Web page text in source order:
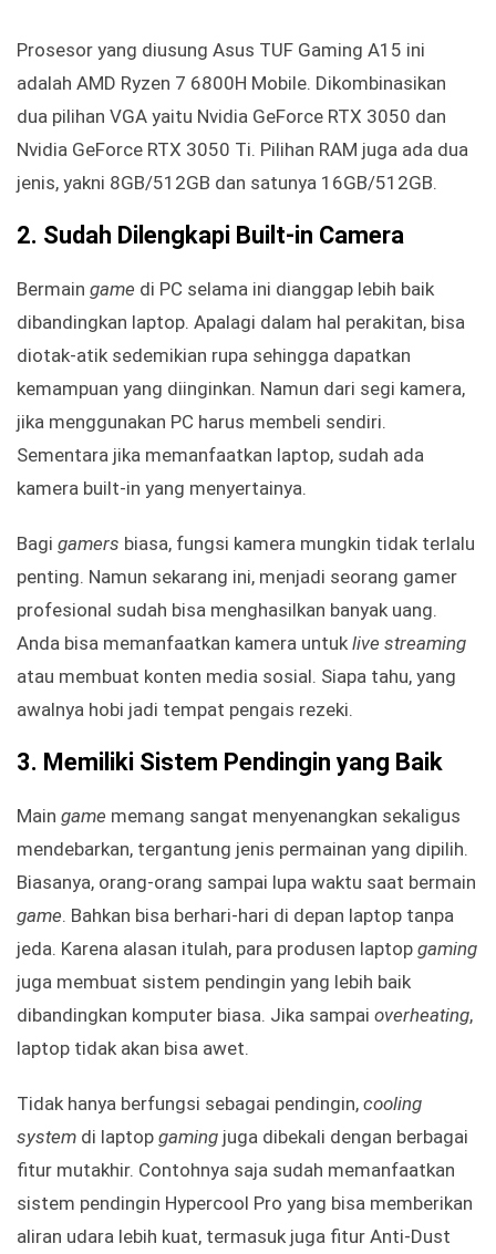
Prosesor yang diusung Asus TUF Gaming A15 ini
adalah AMD Ryzen 7 6800H Mobile. Dikombinasikan
dua pilihan VGA yaitu Nvidia GeForce RTX 3050 dan
Nvidia GeForce RTX 3050 Ti. Pilihan RAM juga ada dua
jenis, yakni 8GB/512GB dan satunya 16GB/512GB.
2. Sudah Dilengkapi Built-in Camera
Bermain game di PC selama ini dianggap lebih baik
dibandingkan laptop. Apalagi dalam hal perakitan, bisa
diotak-atik sedemikian rupa sehingga dapatkan
kemampuan yang diinginkan. Namun dari segi kamera,
jika menggunakan PC harus membeli sendiri.
Sementara jika memanfaatkan laptop, sudah ada
kamera built-in yang menyertainya.
Bagi gamers biasa, fungsi kamera mungkin tidak terlalu
penting. Namun sekarang ini, menjadi seorang gamer
profesional sudah bisa menghasilkan banyak uang.
Anda bisa memanfaatkan kamera untuk live streaming
atau membuat konten media sosial. Siapa tahu, yang
awalnya hobi jadi tempat pengais rezeki.
3. Memiliki Sistem Pendingin yang Baik
Main game memang sangat menyenangkan sekaligus
mendebarkan, tergantung jenis permainan yang dipilih.
Biasanya, orang-orang sampai lupa waktu saat bermain
game. Bahkan bisa berhari-hari di depan laptop tanpa
jeda. Karena alasan itulah, para produsen laptop gaming
juga membuat sistem pendingin yang lebih baik
dibandingkan komputer biasa. Jika sampai overheating,
laptop tidak akan bisa awet.
Tidak hanya berfungsi sebagai pendingin, cooling
system di laptop gaming juga dibekali dengan berbagai
fitur mutakhir. Contohnya saja sudah memanfaatkan
sistem pendingin Hypercool Pro yang bisa memberikan
aliran udara lebih kuat, termasuk juga fitur Anti-Dust